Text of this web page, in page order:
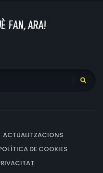
ACTUALITZACIONS
DE COOKIES